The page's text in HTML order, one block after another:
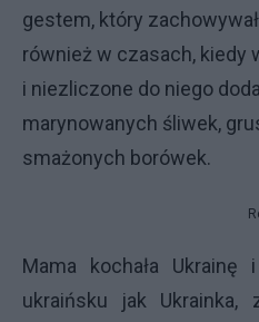
gestem, który
również w czasach, kiedy
i niezliczone do niego
marynowanych śliwek,
smażonych borówek.
Mama kochała Ukrainę
ukraińsku jak Ukrainka,